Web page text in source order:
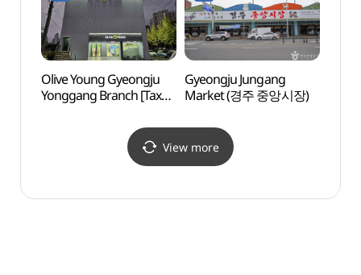
Olive Young Gyeongju
Yonggang Branch [Tax
Gyeongju Jungang
Market (경주 중앙시장)
View more